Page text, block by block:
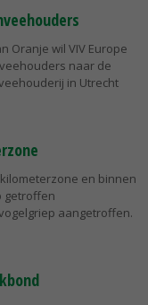
Oranje wil VIV Europe
naar de
in Utrecht
en binnen
getroffen
aangetroffen.